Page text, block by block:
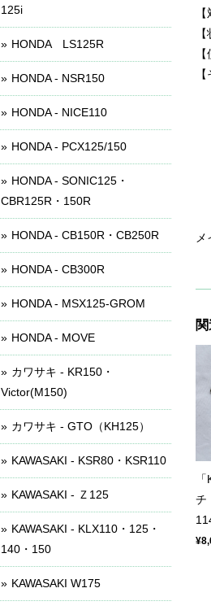
チ
125i
HONDA LS125R
HONDA - NSR150
HONDA - NICE110
HONDA - PCX125/150
HONDA - SONIC125・
CBR125R・150R
HONDA - CB150R・CB250R
HONDA - CB300R
HONDA - MSX125-GROM
HONDA - MOVE
カワサキ - KR150・
Victor(M150)
カワサキ - GTO（KH125）
KAWASAKI - KSR80・KSR110
KAWASAKI - Ｚ125
KAWASAKI - KLX110・125・
140・150
KAWASAKI W175